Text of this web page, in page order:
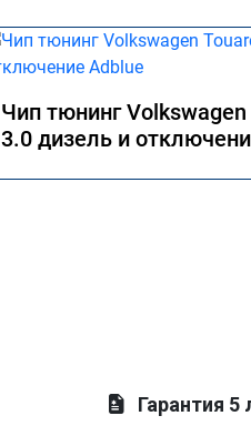
Чип тюнинг Volkswagen
3.0 дизель и
Гарантия 5